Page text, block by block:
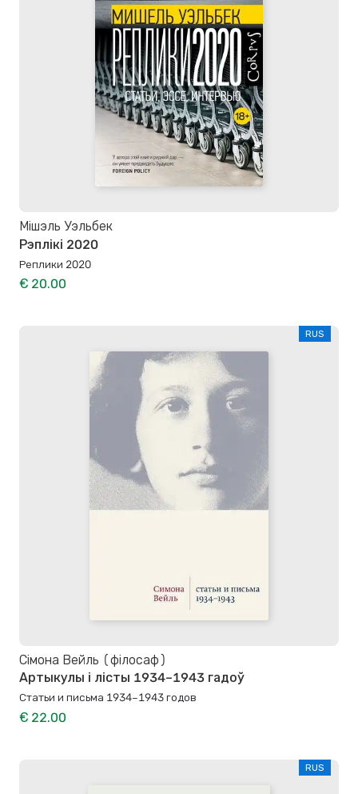
Мішэль Уэльбек
Рэплікі 2020
Реплики 2020
€ 20.00
RUS
Сімона Вейль (філосаф)
Артыкулы і лісты 1934–1943 гадоў
Статьи и письма 1934–1943 годов
€ 22.00
RUS